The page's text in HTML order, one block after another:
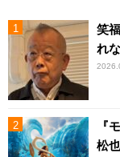
笑
れ
『
松